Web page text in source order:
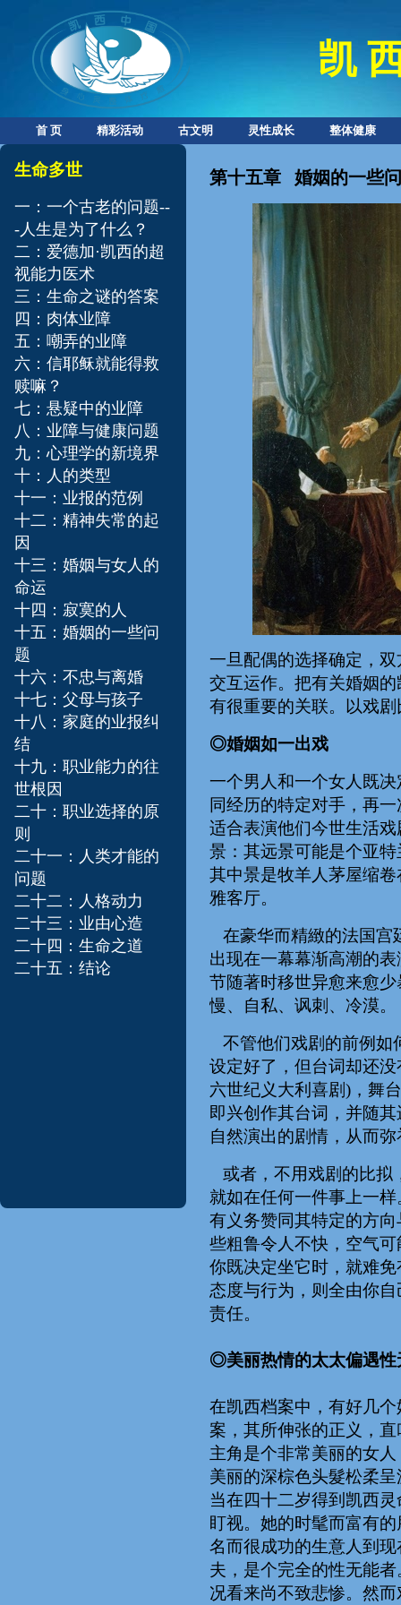
凯
首 页 精彩活动 古文明 灵性成长 整体健康
​​生命多世
一：一个古老的问题--
-人生是为了什么？
二：爱德加·凯西的超
视能力医术
三：生命之谜的答案
四：肉体业障
五：嘲弄的业障
六：信耶稣就能得救
赎嘛？
七：悬疑中的业障
八：业障与健康问题
九：心理学的新境界
十：人的类型
十一：业报的范例
十二：精神失常的起
因
十三：婚姻与女人的
命运
十四：寂寞的人
十五：婚姻的一些问
题
十六：不忠与离婚
十七：父母与孩子
十八：家庭的业报纠
结
十九：职业能力的往
世根因
二十：职业选择的原
则
二十一：人类才能的
问题
二十二：人格动力
二十三：业由心造
二十四：生命之道
二十五：结论
第十五章 婚姻的一些
一旦配偶的选择确定，
交互运作。把有关婚姻
有很重要的关联。以戏
◎婚姻如一出戏
一个男人和一个女人既
同经历的特定对手，再
适合表演他们今世生活
景：其远景可能是个亚
其中景是牧羊人茅屋缩
雅客厅。
在豪华而精緻的法国宫
出现在一幕幕渐高潮的
节随著时移世异愈来愈
慢、自私、讽刺、冷漠。
不管他们戏剧的前例如
设定好了，但台词却还没
六世纪义大利喜剧)，舞
即兴创作其台词，并随
自然演出的剧情，从而
或者，不用戏剧的比拟
就如在任何一件事上一
有义务赞同其特定的方
些粗鲁令人不快，空气
你既决定坐它时，就难
态度与行为，则全由你
责任。
◎美丽热情的太太偏遇性
在凯西档案中，有好几
案，其所伸张的正义，
主角是个非常美丽的女
美丽的深棕色头髮松柔
当在四十二岁得到凯西
盯视。她的时髦而富有
名而很成功的生意人到
夫，是个完全的性无能
况看来尚不致悲惨。然